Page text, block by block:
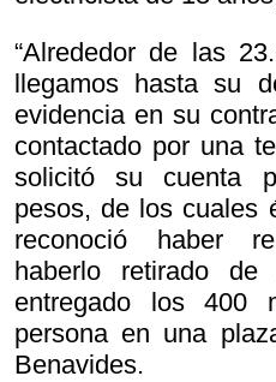
“Alrededor de las
llegamos hasta su
evidencia en su
contactado por una
solicitó su cuenta
pesos, de los cuales
reconoció haber
haberlo retirado
entregado los 400
persona en una
Benavides.